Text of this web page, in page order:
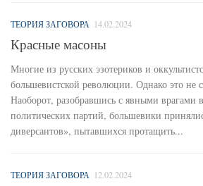
ТЕОРИЯ ЗАГОВОРА 14.02.2024
Красные масоны
Многие из русских эзотериков и
большевистской революции. Однако это не
Наоборот, разобравшись с явными
политических партий, большевики
диверсантов», пытавшихся протащить...
ТЕОРИЯ ЗАГОВОРА 12.02.2024